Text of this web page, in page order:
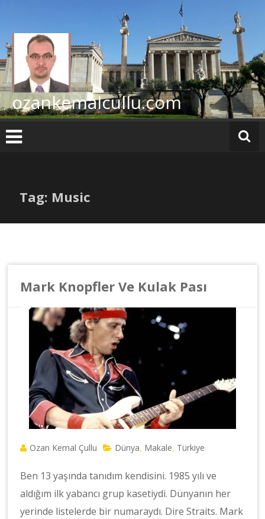
ozankemalcullu.com
Tag: Music
Mark Knopfler Ve Kulak Pası
Ozan Kemal Çullu Dünya Makale Türkiye
Ben 13 yaşında tanıdım kendisini. 1985 yılı ve
aldığım ilk yabancı grup kasetiydi. Dünyanın her
yerinde listelerde bir numaraydı. Dire Straits. Mark